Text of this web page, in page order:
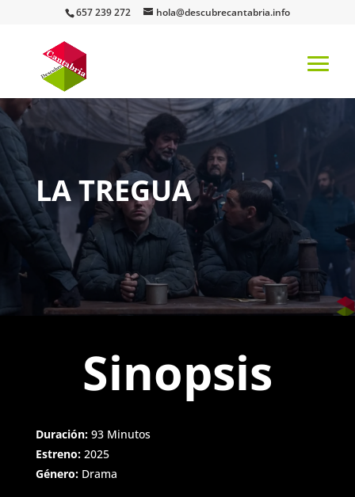
657 239 272 hola@descubrecantabria.info
LA TREGUA
Sinopsis
Duración:93 Minutos
Estreno:2025
Género:Drama